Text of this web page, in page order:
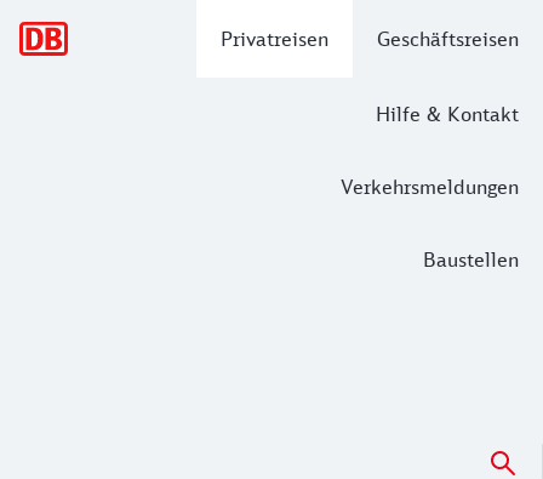
Privatreisen Geschäftsreisen
Hilfe & Kontakt
Verkehrsmeldungen
Baustellen